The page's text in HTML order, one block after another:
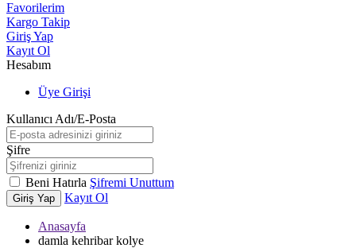
Favorilerim
Kargo Takip
Giriş Yap
Kayıt Ol
Hesabım
Üye Girişi
Kullanıcı Adı/E-Posta
Şifre
Beni Hatırla Şifremi Unuttum
Giriş Yap Kayıt Ol
Anasayfa
damla kehribar kolye